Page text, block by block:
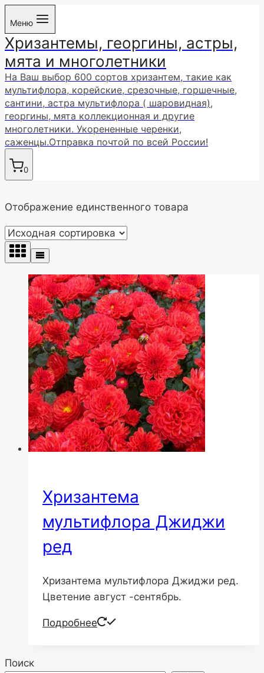
Перейти
содержимому
Меню
Хризантемы, георгины, астры,
мята и многолетники
На Ваш выбор 600 сортов хризантем, такие как
мультифлора, корейские, срезочные, горшечные,
сантини, астра мультифлора ( шаровидная),
георгины, мята коллекционная и другие
многолетники. Укорененные черенки,
саженцы.Отправка почтой по всей России!
0
Отображение единственного товара
Хризантема
мультифлора Джиджи
ред
Хризантема мультифлора Джиджи ред.
Цветение август -сентябрь.
Подробнее
Поиск